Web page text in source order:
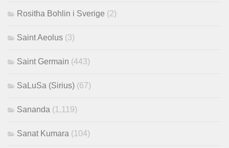
Rositha Bohlin i Sverige (2)
Saint Aeolus (3)
Saint Germain (443)
SaLuSa (Sirius) (67)
Sananda (1,119)
Sanat Kumara (104)